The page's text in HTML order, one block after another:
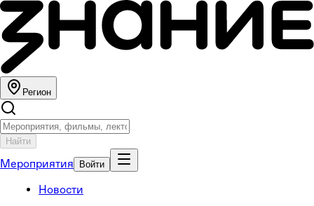
Регион
Найти
Мероприятия Войти
Новости